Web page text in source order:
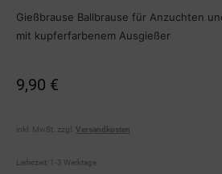
Gießbrause Ballbrause für Anzuchten
mit kupferfarbenem Ausgießer
9,90 €
inkl. MwSt. zzgl. Versandkosten
Lieferzeit: 1-3 Werktage